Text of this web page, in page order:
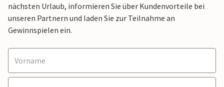
nächsten Urlaub, informieren Sie über Kundenvorteile bei
unseren Partnern und laden Sie zur Teilnahme an
Gewinnspielen ein.